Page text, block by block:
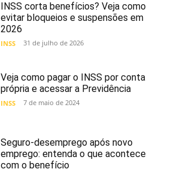
INSS corta benefícios? Veja como
evitar bloqueios e suspensões em
2026
INSS 31 de julho de 2026
Veja como pagar o INSS por conta
própria e acessar a Previdência
INSS 7 de maio de 2024
Seguro-desemprego após novo
emprego: entenda o que acontece
com o benefício